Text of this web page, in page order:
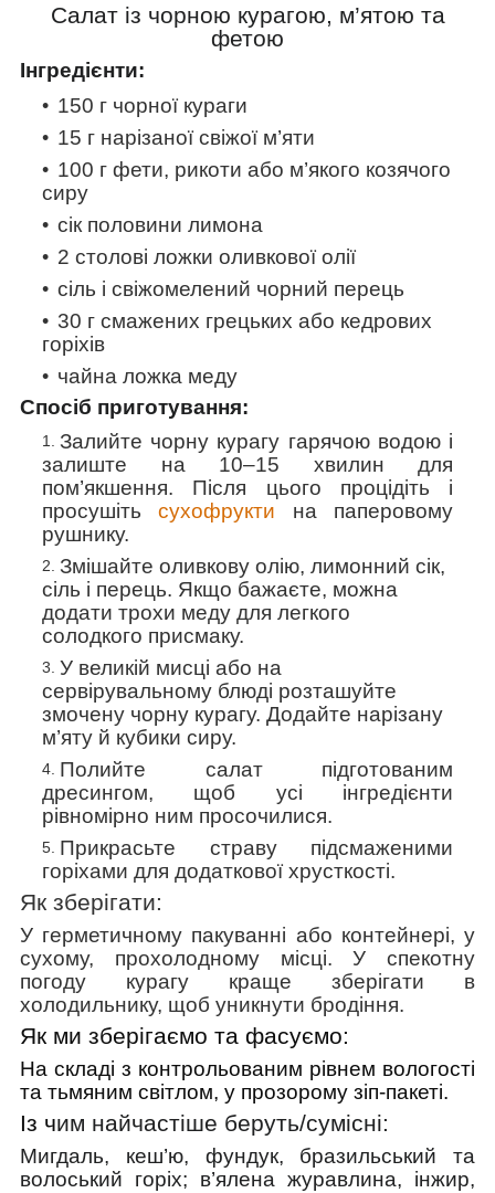
Салат із чорною курагою, м’ятою та
фетою
Інгредієнти:
150 г чорної кураги
15 г нарізаної свіжої м’яти
100 г фети, рикоти або м’якого козячого
сиру
сік половини лимона
2 столові ложки оливкової олії
сіль і свіжомелений чорний перець
30 г смажених грецьких або кедрових
горіхів
чайна ложка меду
Спосіб приготування:
Залийте чорну курагу гарячою водою і
залиште на 10–15 хвилин для
пом’якшення. Після цього процідіть і
просушітьсухофрукти на паперовому
рушнику.
Змішайте оливкову олію, лимонний сік,
сіль і перець. Якщо бажаєте, можна
додати трохи меду для легкого
солодкого присмаку.
У великій мисці або на
сервірувальному блюді розташуйте
змочену чорну курагу. Додайте нарізану
м’яту й кубики сиру.
Полийте салат підготованим
дресингом, щоб усі інгредієнти
рівномірно ним просочилися.
Прикрасьте страву підсмаженими
горіхами для додаткової хрусткості.
Як зберігати:
У герметичному пакуванні або контейнері, у
сухому, прохолодному місці. У спекотну
погоду курагу краще зберігати в
холодильнику, щоб уникнути бродіння.
Як ми зберігаємо та фасуємо:
На складі з контрольованим рівнем вологості
та тьмяним світлом, у прозорому зіп-пакеті.
Із чим найчастіше беруть/cумісні:
Мигдаль, кеш’ю, фундук, бразильський та
волоський горіх; в’ялена журавлина, інжир,